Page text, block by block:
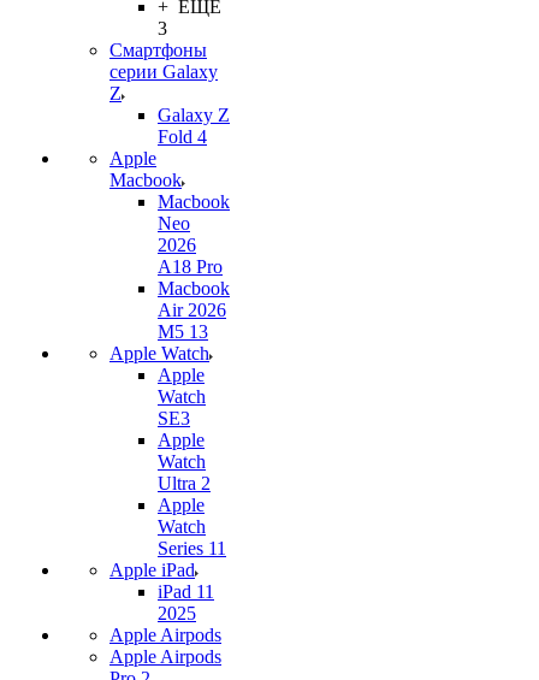
+ ЕЩЕ
3
Смартфоны
серии Galaxy
Z
Galaxy Z
Fold 4
Apple
Macbook
Macbook
Neo
2026
A18 Pro
Macbook
Air 2026
M5 13
Apple Watch
Apple
Watch
SE3
Apple
Watch
Ultra 2
Apple
Watch
Series 11
Apple iPad
iPad 11
2025
Apple Airpods
Apple Airpods